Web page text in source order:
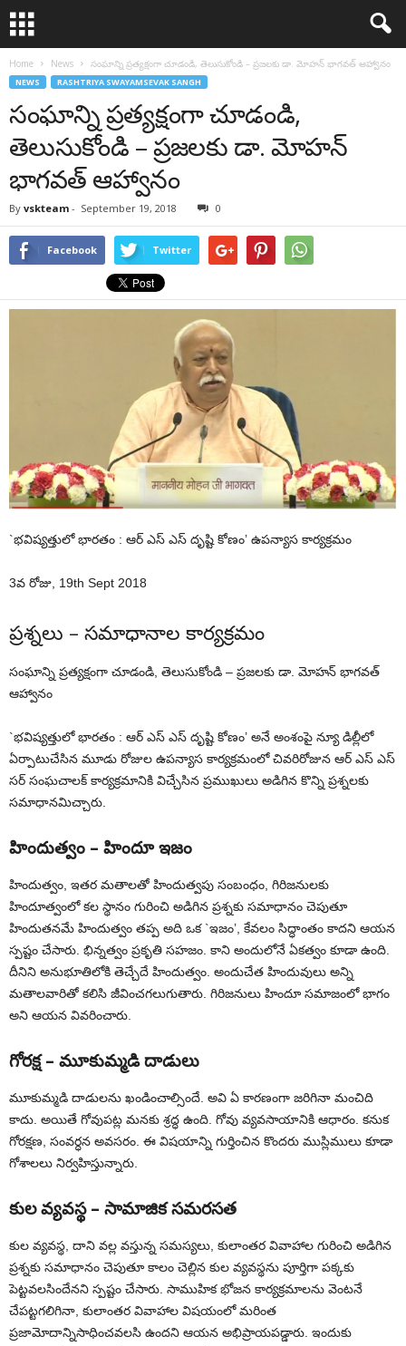
Home News సంఘాన్ని ప్రత్యక్షంగా చూడండి, తెలుసుకోండి – ప్రజలకు డా. మోహన్ భాగవత్ ఆహ్వానం
NEWS RASHTRIYA SWAYAMSEVAK SANGH
సంఘాన్ని ప్రత్యక్షంగా చూడండి,
తెలుసుకోండి – ప్రజలకు డా. మోహన్
భాగవత్ ఆహ్వానం
By vskteam - September 19, 2018 0
Facebook Twitter
`భవిష్యత్తులో భారతం : ఆర్ ఎస్ ఎస్ దృష్టి కోణం’ ఉపన్యాస కార్యక్రమం
3వ రోజు, 19th Sept 2018
ప్రశ్నలు – సమాధానాల కార్యక్రమం
సంఘాన్ని ప్రత్యక్షంగా చూడండి, తెలుసుకోండి – ప్రజలకు డా. మోహన్ భాగవత్
ఆహ్వానం
`భవిష్యత్తులో భారతం : ఆర్ ఎస్ ఎస్ దృష్టి కోణం’ అనే అంశంపై న్యూ డిల్లీలో
ఏర్పాటుచేసిన మూడు రోజుల ఉపన్యాస కార్యక్రమంలో చివరిరోజున ఆర్ ఎస్ ఎస్
సర్ సంఘచాలక్ కార్యక్రమానికి విచ్చేసిన ప్రముఖులు అడిగిన కొన్ని ప్రశ్నలకు
సమాధానమిచ్చారు.
హిందుత్వం – హిందూ ఇజం
హిందుత్వం, ఇతర మతాలతో హిందుత్వపు సంబంధం, గిరిజనులకు
హిందూత్వంలో కల స్థానం గురించి అడిగిన ప్రశ్నకు సమాధానం చెపుతూ
హిందుతనమే హిందుత్వం తప్ప అది ఒక `ఇజం’, కేవలం సిద్ధాంతం కాదని ఆయన
స్పష్టం చేసారు. భిన్నత్వం ప్రకృతి సహజం. కాని అందులోనే ఏకత్వం కూడా ఉంది.
దీనిని అనుభూతిలోకి తెచ్చేదే హిందుత్వం. అందుచేత హిందువులు అన్ని
మతాలవారితో కలిసి జీవించగలుగుతారు. గిరిజనులు హిందూ సమాజంలో భాగం
అని ఆయన వివరించారు.
గోరక్ష – మూకుమ్మడి దాడులు
మూకుమ్మడి దాడులను ఖండించాల్సిందే. అవి ఏ కారణంగా జరిగినా మంచిది
కాదు. అయితే గోవుపట్ల మనకు శ్రద్ధ ఉంది. గోవు వ్యవసాయానికి ఆధారం. కనుక
గోరక్షణ, సంవర్ధన అవసరం. ఈ విషయాన్ని గుర్తించిన కొందరు ముస్లిములు కూడా
గోశాలలు నిర్వహిస్తున్నారు.
కుల వ్యవస్థ – సామాజిక సమరసత
కుల వ్యవస్థ, దాని వల్ల వస్తున్న సమస్యలు, కులాంతర వివాహాల గురించి అడిగిన
ప్రశ్నకు సమాధానం చెపుతూ కాలం చెల్లిన కుల వ్యవస్థను పూర్తిగా పక్కకు
పెట్టవలసిందేనని స్పష్టం చేసారు. సాముహిక భోజన కార్యక్రమాలను వెంటనే
చేపట్టగలిగినా, కులాంతర వివాహాల విషయంలో మరింత
ప్రజామోదాన్నిసాధించవలసి ఉందని ఆయన అభిప్రాయపడ్డారు. ఇందుకు